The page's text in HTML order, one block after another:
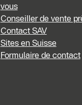
vous
Conseiller de vente
Contact SAV
Sites en Suisse
Formulaire de contact